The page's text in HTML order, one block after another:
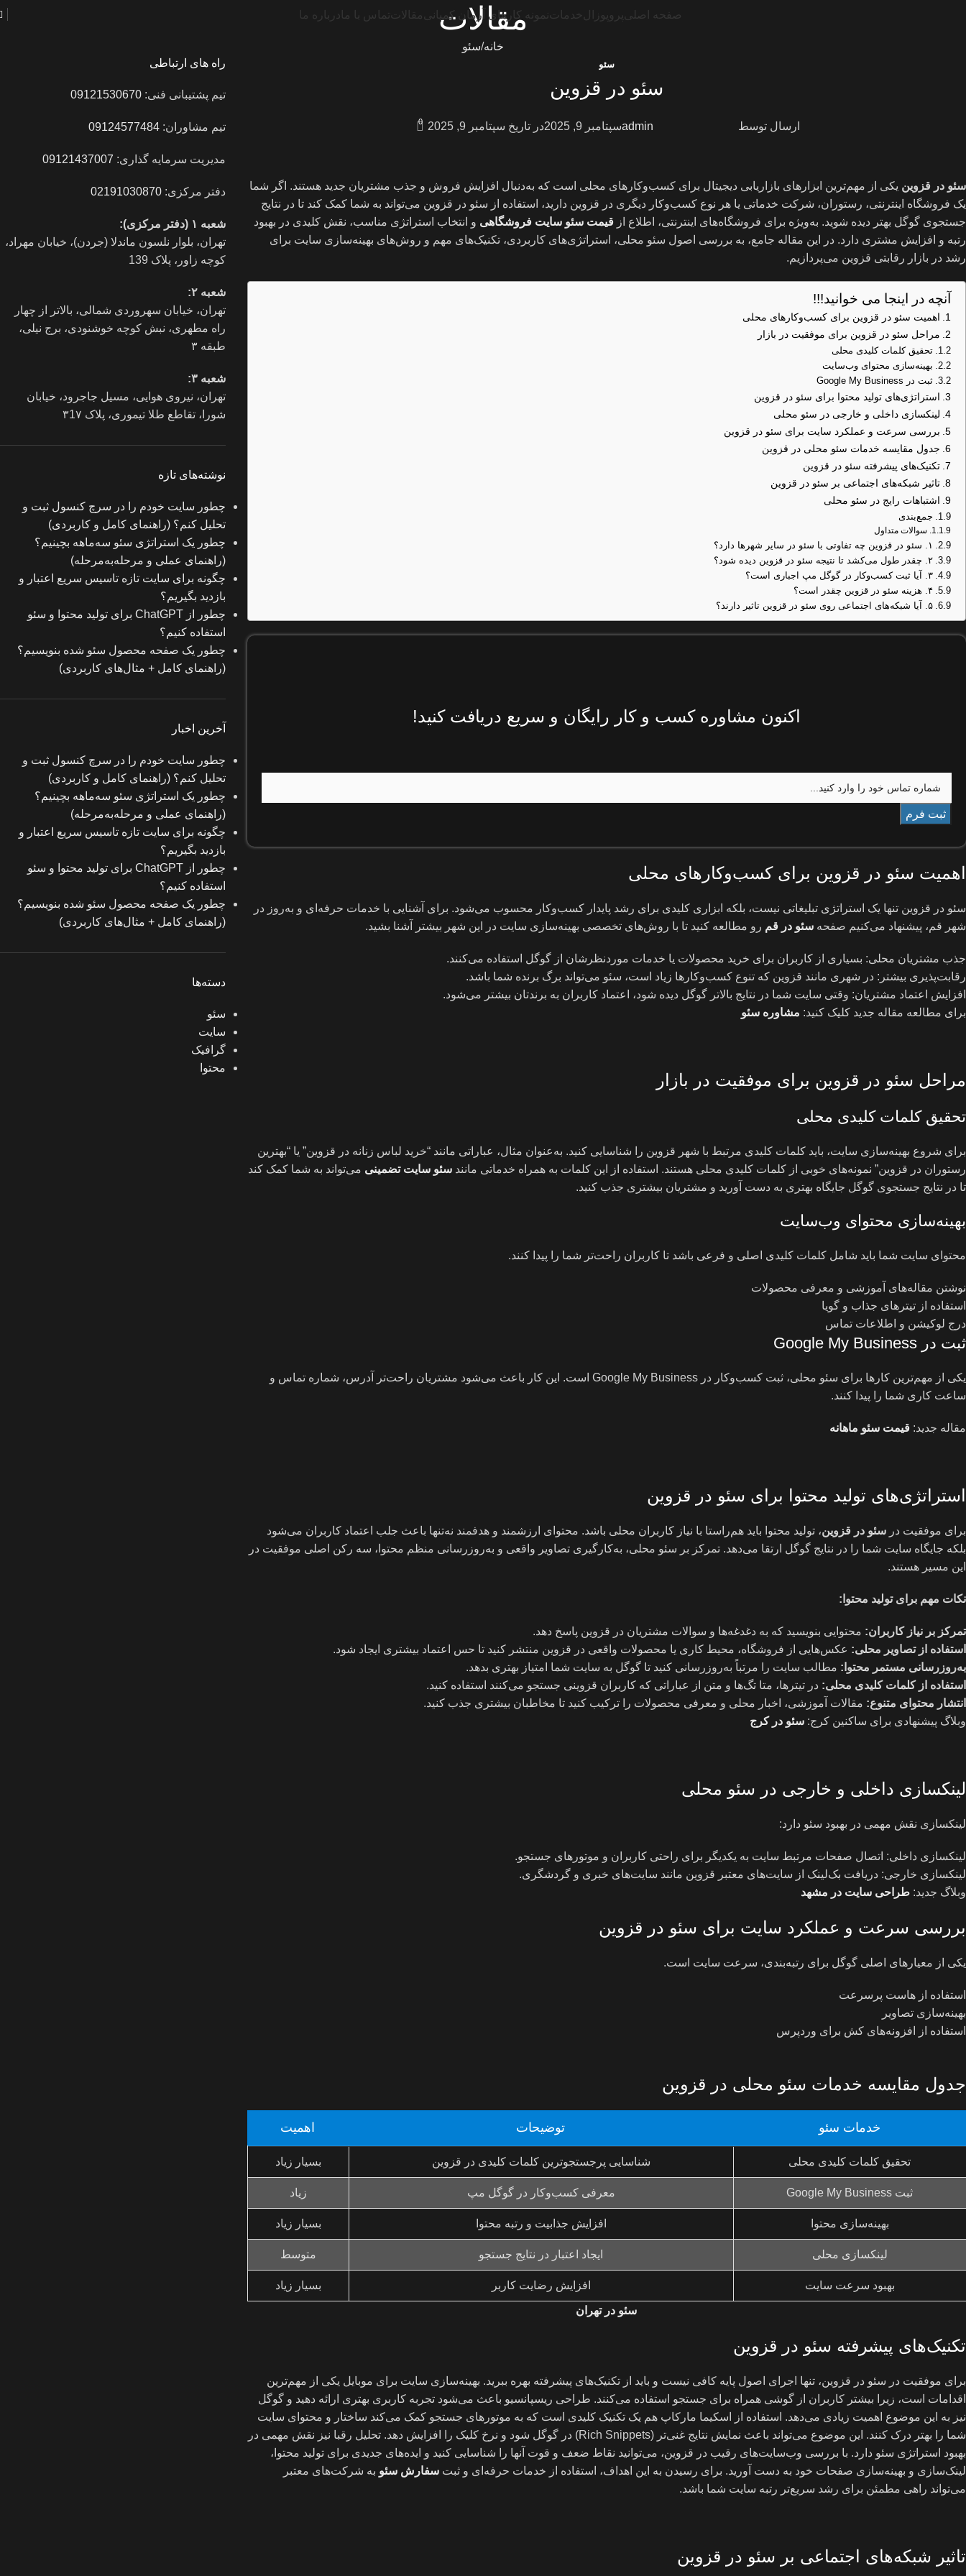
صفحه اصلی پروپوزال خدماتنمونه کارهای آرمان کمپانی مقالاتتماس با ما درباره ما مقالات
خانه سئو
سئو
سئو در قزوین
ارسال توسط adminسپتامبر 9, 2025 در تاریخ سپتامبر 9, 2025 0
سئو در قزوین یکی از مهم‌ترین ابزارهای بازاریابی دیجیتال برای کسب‌وکارهای محلی است که به‌دنبال افزایش فروش و جذب مشتریان جدید هستند. اگر شما
یک فروشگاه اینترنتی، رستوران، شرکت خدماتی یا هر نوع کسب‌وکار دیگری در قزوین دارید، استفاده از سئو در قزوین می‌تواند به شما کمک کند تا در نتایج
جستجوی گوگل بهتر دیده شوید. به‌ویژه برای فروشگاه‌های اینترنتی، اطلاع از قیمت سئو سایت فروشگاهی و انتخاب استراتژی مناسب، نقش کلیدی در بهبود
رتبه و افزایش مشتری دارد. در این مقاله جامع، به بررسی اصول سئو محلی، استراتژی‌های کاربردی، تکنیک‌های مهم و روش‌های بهینه‌سازی سایت برای
رشد در بازار رقابتی قزوین می‌پردازیم.
آنچه در اینجا می خوانید!!!
اهمیت سئو در قزوین برای کسب‌وکارهای محلی
مراحل سئو در قزوین برای موفقیت در بازار
تحقیق کلمات کلیدی محلی
بهینه‌سازی محتوای وب‌سایت
ثبت در Google My Business
استراتژی‌های تولید محتوا برای سئو در قزوین
لینکسازی داخلی و خارجی در سئو محلی
بررسی سرعت و عملکرد سایت برای سئو در قزوین
جدول مقایسه خدمات سئو محلی در قزوین
تکنیک‌های پیشرفته سئو در قزوین
تاثیر شبکه‌های اجتماعی بر سئو در قزوین
اشتباهات رایج در سئو محلی
جمع‌بندی
سوالات متداول
۱. سئو در قزوین چه تفاوتی با سئو در سایر شهرها دارد؟
۲. چقدر طول می‌کشد تا نتیجه سئو در قزوین دیده شود؟
۳. آیا ثبت کسب‌وکار در گوگل مپ اجباری است؟
۴. هزینه سئو در قزوین چقدر است؟
۵. آیا شبکه‌های اجتماعی روی سئو در قزوین تاثیر دارند؟
اکنون مشاوره کسب و کار رایگان و سریع دریافت کنید!
اهمیت سئو در قزوین برای کسب‌وکارهای محلی
سئو در قزوین تنها یک استراتژی تبلیغاتی نیست، بلکه ابزاری کلیدی برای رشد پایدار کسب‌وکار محسوب می‌شود. برای آشنایی با خدمات حرفه‌ای و به‌روز در
شهر قم، پیشنهاد می‌کنیم صفحه سئو در قم رو مطالعه کنید تا با روش‌های تخصصی بهینه‌سازی سایت در این شهر بیشتر آشنا بشید.
جذب مشتریان محلی: بسیاری از کاربران برای خرید محصولات یا خدمات موردنظرشان از گوگل استفاده می‌کنند.
رقابت‌پذیری بیشتر: در شهری مانند قزوین که تنوع کسب‌وکارها زیاد است، سئو می‌تواند برگ برنده شما باشد.
افزایش اعتماد مشتریان: وقتی سایت شما در نتایج بالاتر گوگل دیده شود، اعتماد کاربران به برندتان بیشتر می‌شود.
برای مطالعه مقاله جدید کلیک کنید: مشاوره سئو
مراحل سئو در قزوین برای موفقیت در بازار
تحقیق کلمات کلیدی محلی
برای شروع بهینه‌سازی سایت، باید کلمات کلیدی مرتبط با شهر قزوین را شناسایی کنید. به‌عنوان مثال، عباراتی مانند “خرید لباس زنانه در قزوین” یا “بهترین
رستوران در قزوین” نمونه‌های خوبی از کلمات کلیدی محلی هستند. استفاده از این کلمات به همراه خدماتی مانند سئو سایت تضمینی می‌تواند به شما کمک کند
تا در نتایج جستجوی گوگل جایگاه بهتری به دست آورید و مشتریان بیشتری جذب کنید.
بهینه‌سازی محتوای وب‌سایت
محتوای سایت شما باید شامل کلمات کلیدی اصلی و فرعی باشد تا کاربران راحت‌تر شما را پیدا کنند.
نوشتن مقاله‌های آموزشی و معرفی محصولات
استفاده از تیترهای جذاب و گویا
درج لوکیشن و اطلاعات تماس
ثبت در Google My Business
یکی از مهم‌ترین کارها برای سئو محلی، ثبت کسب‌وکار در Google My Business است. این کار باعث می‌شود مشتریان راحت‌تر آدرس، شماره تماس و
ساعت کاری شما را پیدا کنند.
مقاله جدید: قیمت سئو ماهانه
استراتژی‌های تولید محتوا برای سئو در قزوین
برای موفقیت در سئو در قزوین، تولید محتوا باید هم‌راستا با نیاز کاربران محلی باشد. محتوای ارزشمند و هدفمند نه‌تنها باعث جلب اعتماد کاربران می‌شود
بلکه جایگاه سایت شما را در نتایج گوگل ارتقا می‌دهد. تمرکز بر سئو محلی، به‌کارگیری تصاویر واقعی و به‌روزرسانی منظم محتوا، سه رکن اصلی موفقیت در
این مسیر هستند.
نکات مهم برای تولید محتوا :
تمرکز بر نیاز کاربران: محتوایی بنویسید که به دغدغه‌ها و سوالات مشتریان در قزوین پاسخ دهد.
استفاده از تصاویر محلی: عکس‌هایی از فروشگاه، محیط کاری یا محصولات واقعی در قزوین منتشر کنید تا حس اعتماد بیشتری ایجاد شود.
به‌روزرسانی مستمر محتوا : مطالب سایت را مرتباً به‌روزرسانی کنید تا گوگل به سایت شما امتیاز بهتری بدهد.
استفاده از کلمات کلیدی محلی: در تیترها، متا تگ‌ها و متن از عباراتی که کاربران قزوینی جستجو می‌کنند استفاده کنید.
انتشار محتوای متنوع: مقالات آموزشی، اخبار محلی و معرفی محصولات را ترکیب کنید تا مخاطبان بیشتری جذب کنید.
وبلاگ پیشنهادی برای ساکنین کرج: سئو در کرج
لینکسازی داخلی و خارجی در سئو محلی
لینکسازی نقش مهمی در بهبود سئو دارد:
لینکسازی داخلی: اتصال صفحات مرتبط سایت به یکدیگر برای راحتی کاربران و موتورهای جستجو.
لینکسازی خارجی: دریافت بک‌لینک از سایت‌های معتبر قزوین مانند سایت‌های خبری و گردشگری.
وبلاگ جدید: طراحی سایت در مشهد
بررسی سرعت و عملکرد سایت برای سئو در قزوین
یکی از معیارهای اصلی گوگل برای رتبه‌بندی، سرعت سایت است.
استفاده از هاست پرسرعت
بهینه‌سازی تصاویر
استفاده از افزونه‌های کش برای وردپرس
جدول مقایسه خدمات سئو محلی در قزوین
خدمات سئو توضیحات اهمیت
تحقیق کلمات کلیدی محلی شناسایی پرجستجوترین کلمات کلیدی در قزوین بسیار زیاد
ثبت Google My Business معرفی کسب‌وکار در گوگل مپ زیاد
بهینه‌سازی محتوا افزایش جذابیت و رتبه محتوا بسیار زیاد
لینکسازی محلی ایجاد اعتبار در نتایج جستجو متوسط
بهبود سرعت سایت افزایش رضایت کاربر بسیار زیاد
سئو در تهران
تکنیک‌های پیشرفته سئو در قزوین
برای موفقیت در سئو در قزوین، تنها اجرای اصول پایه کافی نیست و باید از تکنیک‌های پیشرفته بهره ببرید. بهینه‌سازی سایت برای موبایل یکی از مهم‌ترین
اقدامات است، زیرا بیشتر کاربران از گوشی همراه برای جستجو استفاده می‌کنند. طراحی ریسپانسیو باعث می‌شود تجربه کاربری بهتری ارائه دهید و گوگل
نیز به این موضوع اهمیت زیادی می‌دهد. استفاده از اسکیما مارکاپ هم یک تکنیک کلیدی است که به موتورهای جستجو کمک می‌کند ساختار و محتوای سایت
شما را بهتر درک کنند. این موضوع می‌تواند باعث نمایش نتایج غنی‌تر (Rich Snippets) در گوگل شود و نرخ کلیک را افزایش دهد. تحلیل رقبا نیز نقش مهمی در
بهبود استراتژی سئو دارد. با بررسی وب‌سایت‌های رقیب در قزوین، می‌توانید نقاط ضعف و قوت آنها را شناسایی کنید و ایده‌های جدیدی برای تولید محتوا،
لینک‌سازی و بهینه‌سازی صفحات خود به دست آورید. برای رسیدن به این اهداف، استفاده از خدمات حرفه‌ای و ثبت سفارش سئو به شرکت‌های معتبر
می‌تواند راهی مطمئن برای رشد سریع‌تر رتبه سایت شما باشد.
تاثیر شبکه‌های اجتماعی بر سئو در قزوین
راه های ارتباطی
تیم پشتیبانی فنی:09121530670
تیم مشاوران:09124577484
مدیریت سرمایه گذاری: 09121437007
دفتر مرکزی:02191030870
شعبه ۱ (دفتر مرکزی):
تهران، بلوار نلسون ماندلا (جردن)، خیابان مهراد،
کوچه زاور، پلاک 139
شعبه ۲:
تهران، خيابان سهروردی شمالی، بالاتر از چهار
راه مطهری، نبش کوچه خوشنودی، برج نیلی،
طبقه ۳
شعبه ۳:
تهران، نیروی هوایی، مسیل جاجرود، خیابان
شورا، تقاطع طلا تیموری، پلاک ۳1۷
نوشته‌های تازه
چطور سایت خودم را در سرچ کنسول ثبت و
تحلیل کنم؟ (راهنمای کامل و کاربردی)
چطور یک استراتژی سئو سه‌ماهه بچینیم؟
(راهنمای عملی و مرحله‌به‌مرحله)
چگونه برای سایت تازه‌ تاسیس سریع اعتبار و
بازدید بگیریم؟
چطور از ChatGPT برای تولید محتوا و سئو
استفاده کنیم؟
چطور یک صفحه محصول سئو شده بنویسیم؟
(راهنمای کامل + مثال‌های کاربردی)
آخرین اخبار
چطور سایت خودم را در سرچ کنسول ثبت و
تحلیل کنم؟ (راهنمای کامل و کاربردی)
چطور یک استراتژی سئو سه‌ماهه بچینیم؟
(راهنمای عملی و مرحله‌به‌مرحله)
چگونه برای سایت تازه‌ تاسیس سریع اعتبار و
بازدید بگیریم؟
چطور از ChatGPT برای تولید محتوا و سئو
استفاده کنیم؟
چطور یک صفحه محصول سئو شده بنویسیم؟
(راهنمای کامل + مثال‌های کاربردی)
دسته‌ها
سئو
سایت
گرافیک
محتوا